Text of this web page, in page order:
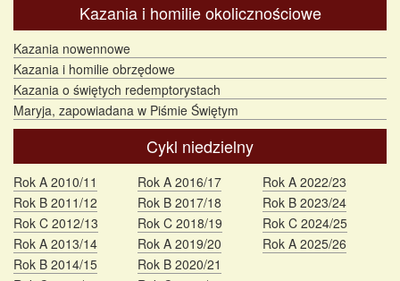
Kazania i homilie okolicznościowe
Kazania nowennowe
Kazania i homilie obrzędowe
Kazania o świętych redemptorystach
Maryja, zapowiadana w Piśmie Świętym
Cykl niedzielny
Rok A 2010/11
Rok B 2011/12
Rok C 2012/13
Rok A 2013/14
Rok B 2014/15
Rok A 2016/17
Rok B 2017/18
Rok C 2018/19
Rok A 2019/20
Rok B 2020/21
Rok A 2022/23
Rok B 2023/24
Rok C 2024/25
Rok A 2025/26